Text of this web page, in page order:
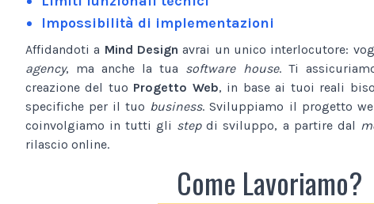
Impossibilità di implementazioni
Affidandoti a Mind Design avrai un unico interlocutore:
agency, ma anche la tua software house. Ti
creazione del tuo Progetto Web, in base ai tuoi reali
specifiche per il tuo business. Sviluppiamo il progetto
coinvolgiamo in tutti gli stepdi sviluppo, a partire dal
rilascio online.
Come Lavoriamo?